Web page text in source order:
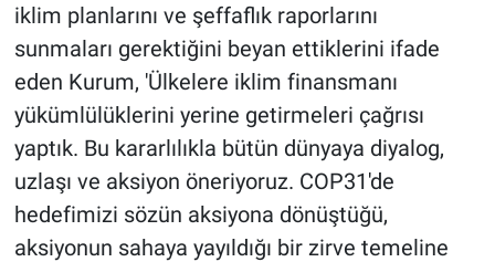
iklim planlarını ve şeffaflık raporlarını
sunmaları gerektiğini beyan ettiklerini ifade
eden Kurum, 'Ülkelere iklim finansmanı
yükümlülüklerini yerine getirmeleri çağrısı
yaptık. Bu kararlılıkla bütün dünyaya diyalog,
uzlaşı ve aksiyon öneriyoruz. COP31'de
hedefimizi sözün aksiyona dönüştüğü,
aksiyonun sahaya yayıldığı bir zirve temeline